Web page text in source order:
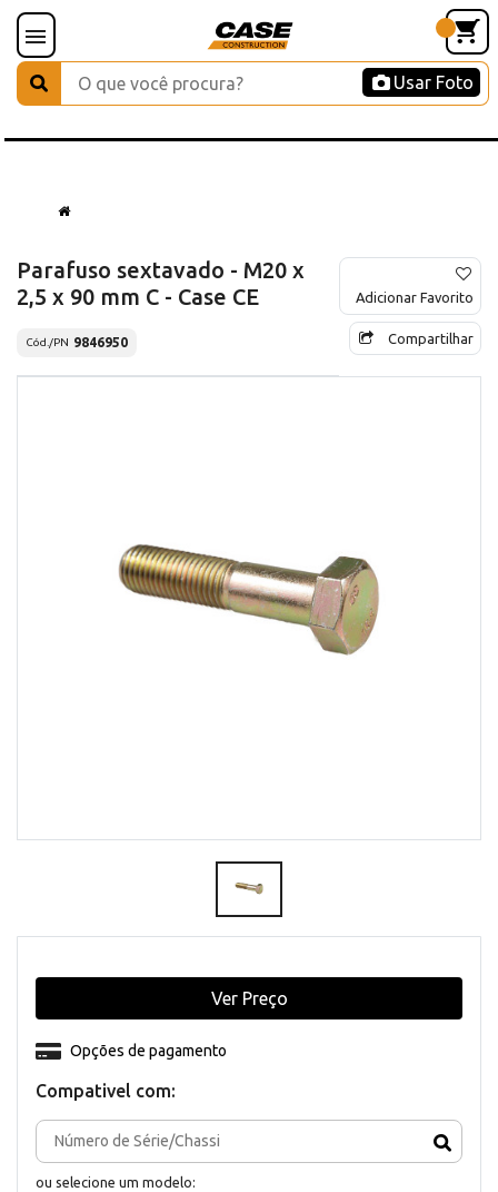
Usar Foto
Parafuso sextavado - M20 x
2,5 x 90 mm C - Case CE
Cód./PN 9846950
Adicionar Favorito
Compartilhar
Compativel com:
ou selecione um modelo:
Opções de pagamento
Ver Preço